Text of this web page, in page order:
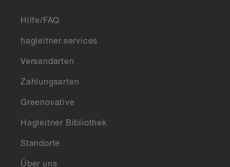
Hilfe/FAQ
hagleitner.services
Versandarten
Zahlungsarten
Greenovative
Hagleitner Bibliothek
Standorte
Über uns